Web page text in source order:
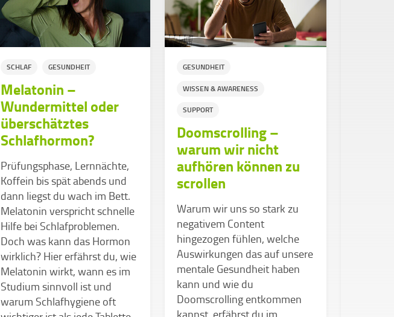
SCHLAF GESUNDHEIT
Melatonin –
Wundermittel oder
überschätztes
Schlafhormon?
Prüfungsphase, Lernnächte,
Koffein bis spät abends und
dann liegst du wach im Bett.
Melatonin verspricht schnelle
Hilfe bei Schlafproblemen.
Doch was kann das Hormon
wirklich? Hier erfährst du, wie
Melatonin wirkt, wann es im
Studium sinnvoll ist und
warum Schlafhygiene oft
GESUNDHEIT
WISSEN & AWARENESS
SUPPORT
Doomscrolling –
warum wir nicht
aufhören können zu
scrollen
Warum wir uns so stark zu
negativem Content
hingezogen fühlen, welche
Auswirkungen das auf unsere
mentale Gesundheit haben
kann und wie du
Doomscrolling entkommen
kannst, erfährst du im